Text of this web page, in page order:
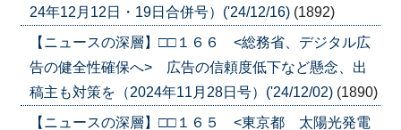
24年12月12日・19日合併号）('24/12/16) (1892)
【ニュースの深層】□□１６６ <総務省、デジタル広
告の健全性確保へ> 広告の信頼度低下など懸念、出
稿主も対策を（2024年11月28日号）('24/12/02) (1890)
【ニュースの深層】□□１６５ <東京都 太陽光発電